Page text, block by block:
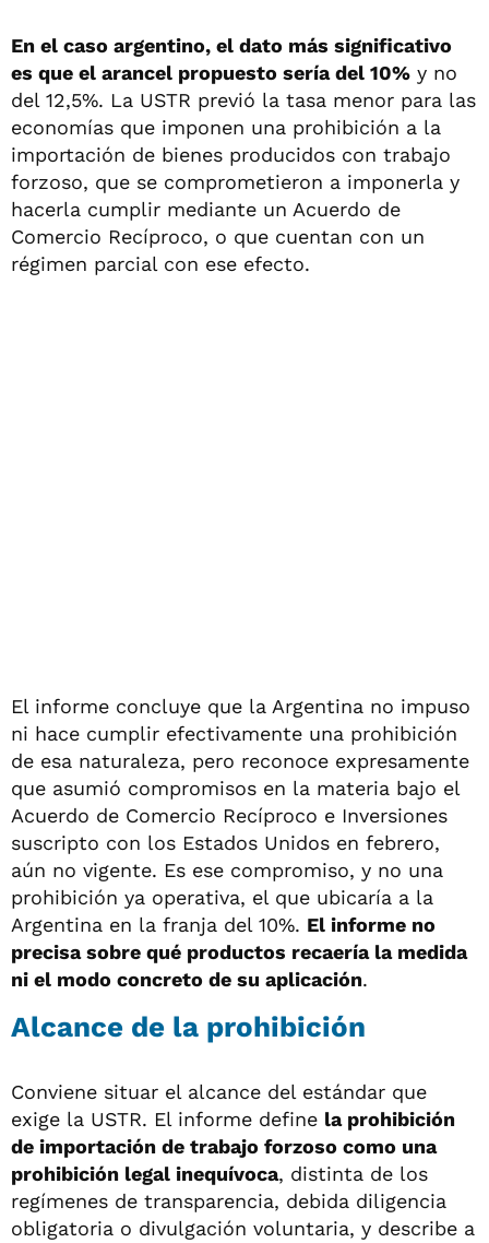
En el caso argentino, el dato más significativo
es que el arancel propuesto sería del 10% y no
del 12,5%. La USTR previó la tasa menor para las
economías que imponen una prohibición a la
importación de bienes producidos con trabajo
forzoso, que se comprometieron a imponerla y
hacerla cumplir mediante un Acuerdo de
Comercio Recíproco, o que cuentan con un
régimen parcial con ese efecto.
El informe concluye que la Argentina no impuso
ni hace cumplir efectivamente una prohibición
de esa naturaleza, pero reconoce expresamente
que asumió compromisos en la materia bajo el
Acuerdo de Comercio Recíproco e Inversiones
suscripto con los Estados Unidos en febrero,
aún no vigente. Es ese compromiso, y no una
prohibición ya operativa, el que ubicaría a la
Argentina en la franja del 10%. El informe no
precisa sobre qué productos recaería la medida
ni el modo concreto de su aplicación.
Alcance de la prohibición
Conviene situar el alcance del estándar que
exige la USTR. El informe define la prohibición
de importación de trabajo forzoso como una
prohibición legal inequívoca, distinta de los
regímenes de transparencia, debida diligencia
obligatoria o divulgación voluntaria, y describe a